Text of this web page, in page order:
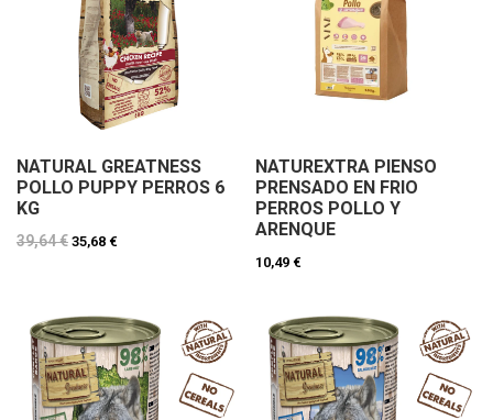
NATURAL GREATNESS
POLLO PUPPY PERROS 6
KG
39,64 € 35,68 €
NATUREXTRA PIENSO
PRENSADO EN FRIO
PERROS POLLO Y
ARENQUE
10,49 €